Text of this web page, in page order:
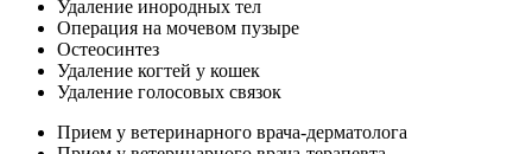
Удаление инородных тел
Операция на мочевом пузыре
Остеосинтез
Удаление когтей у кошек
Удаление голосовых связок
Прием у ветеринарного врача-дерматолога